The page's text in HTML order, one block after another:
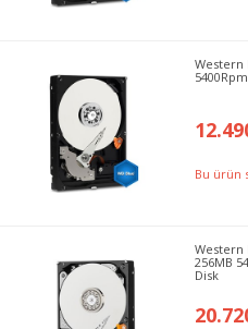
Western
Bu ürün
Western
256MB
Disk